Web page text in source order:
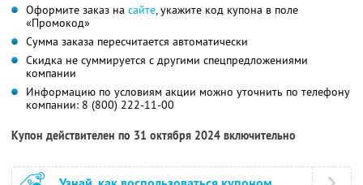
Оформите заказ на сайте, укажите код купона в поле
«Промокод»
Сумма заказа пересчитается автоматически
Скидка не суммируется с другими спецпредложениями
компании
Информацию по условиям акции можно уточнить по телефону
компании: 8 (800) 222-11-00
Купон действителен по 31 октября 2024 включительно